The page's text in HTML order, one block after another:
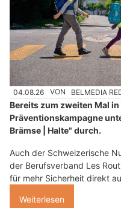
04.08.26 VON BELMEDIA
Bereits zum zweiten Mal
Präventionskampagne
Brämse | Halte" durch.
Auch der Schweizerische
der Berufsverband Les
für mehr Sicherheit direkt
Weiterlesen